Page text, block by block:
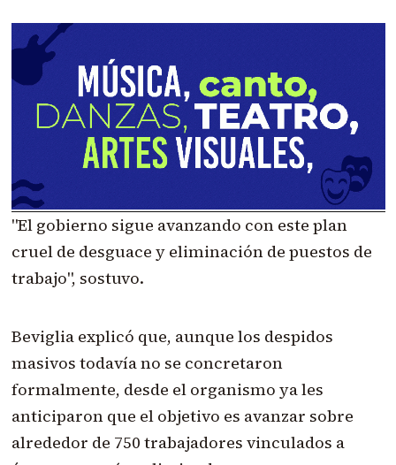
"El gobierno sigue avanzando con este plan
cruel de desguace y eliminación de puestos de
trabajo", sostuvo.
Beviglia explicó que, aunque los despidos
masivos todavía no se concretaron
formalmente, desde el organismo ya les
anticiparon que el objetivo es avanzar sobre
alrededor de 750 trabajadores vinculados a